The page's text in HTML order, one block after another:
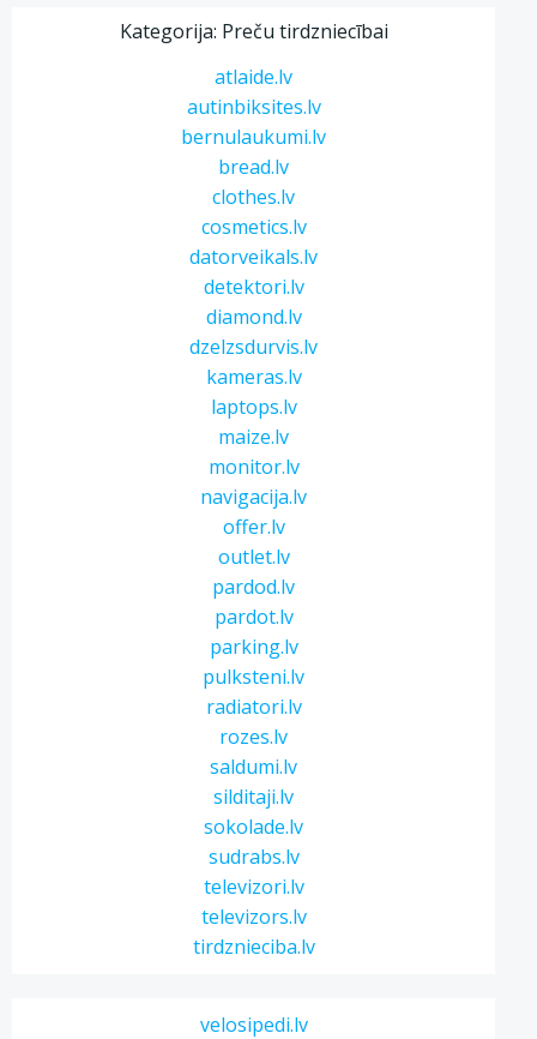
Kategorija: Preču tirdzniecībai
atlaide.lv
autinbiksites.lv
bernulaukumi.lv
bread.lv
clothes.lv
cosmetics.lv
datorveikals.lv
detektori.lv
diamond.lv
dzelzsdurvis.lv
kameras.lv
laptops.lv
maize.lv
monitor.lv
navigacija.lv
offer.lv
outlet.lv
pardod.lv
pardot.lv
parking.lv
pulksteni.lv
radiatori.lv
rozes.lv
saldumi.lv
silditaji.lv
sokolade.lv
sudrabs.lv
televizori.lv
televizors.lv
tirdznieciba.lv
velosipedi.lv